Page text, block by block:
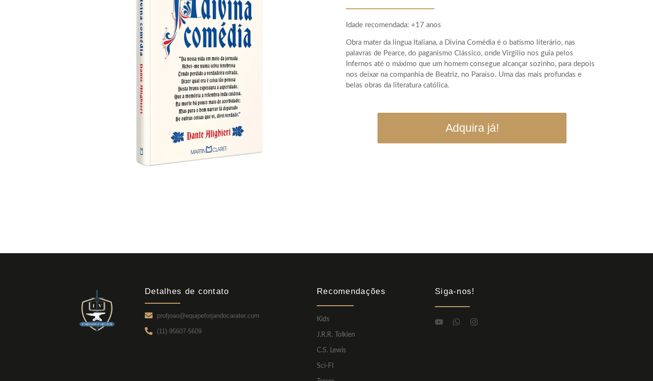
Idade recomendada: +17 anos
Obra mater da língua Italiana, a Divina Comédia é o batismo literário, nas
palavras de Pearce, do paganismo Clássico, onde Virgilio nos guia pelos
Infernos até o máximo que um homem consegue alcançar sozinho, para depois
nos deixar na companhia de Beatriz, no Paraíso. Uma das mais profundas e
belas obras da literatura católica.
Adquira já!
Detalhes de contato
profjoao@equipeforjandocarater.com
(11) 95607-5609
Recomendações
Kids
J.R.R. Tolkien
C.S. Lewis
Sci-FI
Siga-nos!